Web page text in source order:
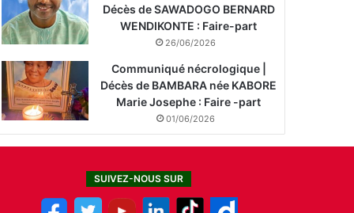
Décès de SAWADOGO BERNARD
WENDIKONTE : Faire-part
26/06/2026
Communiqué nécrologique |
Décès de BAMBARA née KABORE
Marie Josephe : Faire -part
01/06/2026
SUIVEZ-NOUS SUR